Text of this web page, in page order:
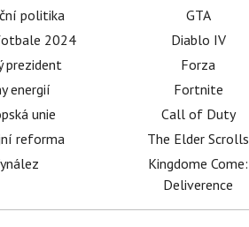
politika
2024
prezident
energií
unie
reforma
GTA
Diablo IV
Forza
Fortnite
Call of Duty
The Elder Scrolls
Kingdome Come:
Deliverence